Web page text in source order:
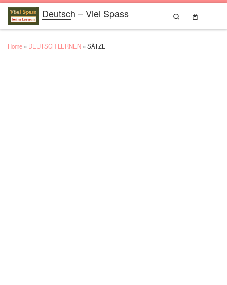
Skip to contentDeutsch – Viel Spass
Search
Home » DEUTSCH LERNEN » SÄTZE